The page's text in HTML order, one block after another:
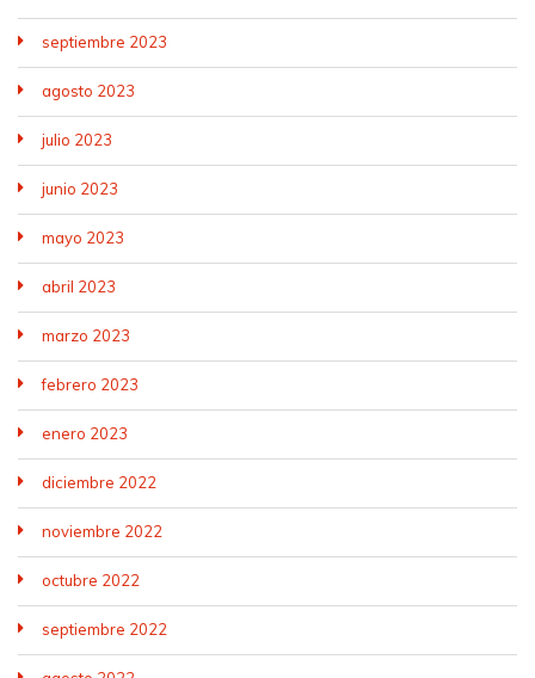
septiembre 2023
agosto 2023
julio 2023
junio 2023
mayo 2023
abril 2023
marzo 2023
febrero 2023
enero 2023
diciembre 2022
noviembre 2022
octubre 2022
septiembre 2022